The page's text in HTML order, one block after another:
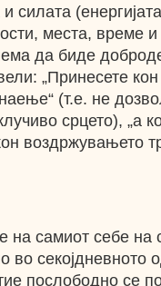
силата
места, време и
да биде
„Принесете кон
(т.е. не
срцето), „а
воздржувањето
на самиот себе на
во секојдневното
послободно се